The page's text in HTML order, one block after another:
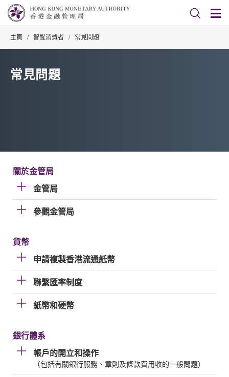
主頁 / 智醒消費者 / 常見問題
常見問題
關於金管局
金管局
參觀金管局
貨幣
申請複製香港流通紙幣
聯繫匯率制度
紙幣和硬幣
銀行體系
帳戶的開立和操作
（包括有關銀行服務、章則及條款費用收的一般問題）